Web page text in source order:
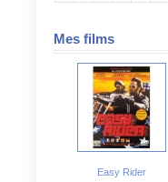
Mes films
Easy Rider